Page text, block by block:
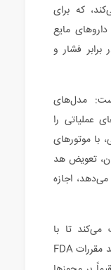
که برای
مایع
فشار و
مدل‌های
عملیاتی را
با موتورهای
تعویض هد
اجازه
می‌کند تا با
استانداردهای جهانی همخوانی داشته باشند، مانند مقررات FDA